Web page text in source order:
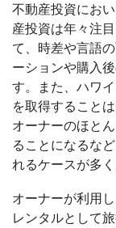
不動産投資にお
産投資は年々注
て、時差や言語
ーションや購入
す。また、ハワ
を取得すること
オーナーのほと
ることになるな
れるケースが多く
オーナーが利用
レンタルとして